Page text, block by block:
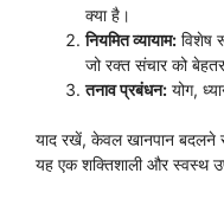
क्या है।
नियमित व्यायाम: विशेष
जो रक्त संचार को
तनाव प्रबंधन: योग,
याद रखें, केवल खानपान बदलने
यह एक शक्तिशाली और स्वस्थ